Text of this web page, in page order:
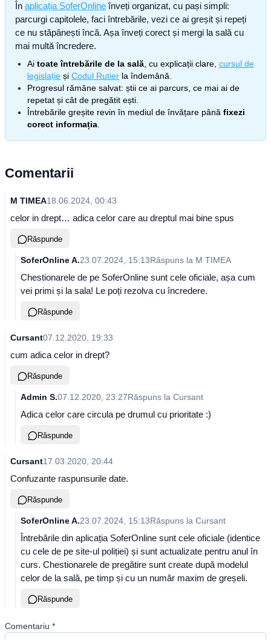
În aplicația SoferOnline înveți organizat, cu pași simpli:
parcurgi capitolele, faci întrebările, vezi ce ai greșit și repeți
ce nu stăpânești încă. Așa înveți corect și mergi la sală cu
mai multă încredere.
Ai toate întrebările de la sală , cu explicații clare, cursul de
legislație și Codul Rutier la îndemână.
Progresul rămâne salvat: știi ce ai parcurs, ce mai ai de
repetat și cât de pregătit ești.
Întrebările greșite revin în mediul de învățare până fixezi
corect informația
Comentarii
M TIMEA18.06.2024, 00:43
celor in drept… adica celor care au dreptul mai bine spus
Răspunde
SoferOnline A.23.07.2024, 15:13Răspuns la M TIMEA
Chestionarele de pe SoferOnline sunt cele oficiale, așa cum
vei primi și la sala! Le poți rezolva cu încredere.
Răspunde
Cursant07.12.2020, 19:33
cum adica celor in drept?
Răspunde
Admin S.07.12.2020, 23:27Răspuns la Cursant
Adica celor care circula pe drumul cu prioritate :)
Răspunde
Cursant17.03.2020, 20:44
Confuzante raspunsurile date.
Răspunde
SoferOnline A.23.07.2024, 15:13Răspuns la Cursant
Întrebările din aplicația SoferOnline sunt cele oficiale (identice
cu cele de pe site-ul poliției) și sunt actualizate pentru anul în
curs. Chestionarele de pregătire sunt create după modelul
celor de la sală, pe timp și cu un număr maxim de greșeli.
Răspunde
Comentariu *